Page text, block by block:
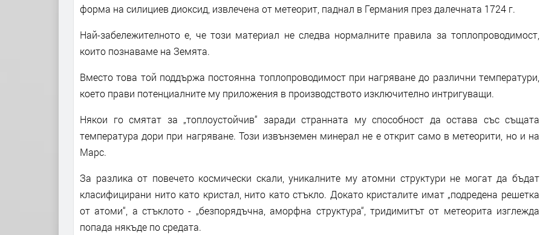
форма на силициев диоксид, извлечена от метеорит, паднал в Германия през далечната 1724 г.
Най-забележителното е, че този материал не следва нормалните правила за топлопроводимост,
които познаваме на Земята.
Вместо това той поддържа постоянна топлопроводимост при нагряване до различни температури,
което прави потенциалните му приложения в производството изключително интригуващи.
Някои го смятат за „топлоустойчив“ заради странната му способност да остава със същата
температура дори при нагряване. Този извънземен минерал не е открит само в метеорити, но и на
Марс.
За разлика от повечето космически скали, уникалните му атомни структури не могат да бъдат
класифицирани нито като кристал, нито като стъкло. Докато кристалите имат „подредена решетка
от атоми“, а стъклото - „безпорядъчна, аморфна структура“, тридимитът от метеорита изглежда
попада някъде по средата.